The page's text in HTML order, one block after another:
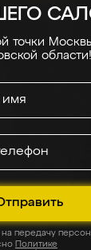
точки
области!
передачу
Политике